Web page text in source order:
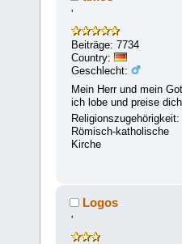
'
Beiträge: 7734
Country:
Geschlecht:
Mein Herr und mein
ich lobe und preise dich.
Religionszugehörigkeit:
Römisch-katholische
Kirche
Logos
'